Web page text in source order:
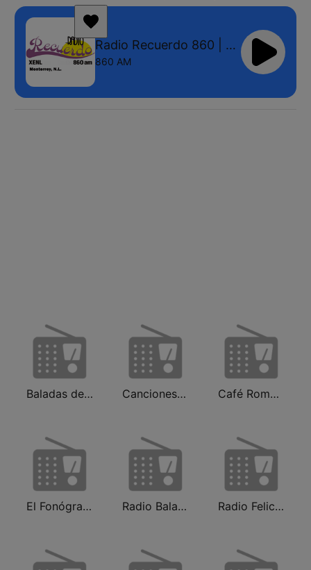
Radio Recuerdo 860 | Monterrey
860 AM
Baladas del Recuerdo Canciones del Recuerdo DJec Café Romántico Radio
El Fonógrafo HD2 Radio Baladas Viejitas Románticas Radio Felicidad 1180 AM